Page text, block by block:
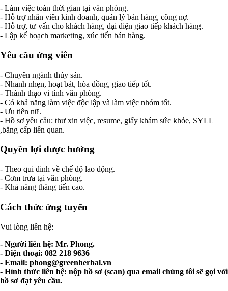
- Làm việc toàn thời gian tại văn phòng.
- Hỗ trợ nhân viên kinh doanh, quản lý bán hàng, công nợ.
- Hỗ trợ, tư vấn cho khách hàng, đại diện giao tiếp khách hàng.
- Lập kế hoạch marketing, xúc tiến bán hàng.
Yêu cầu ứng viên
- Chuyên ngành thủy sản.
- Nhanh nhẹn, hoạt bát, hòa đồng, giao tiếp tốt.
- Thành thạo vi tính văn phòng.
- Có khả năng làm việc độc lập và làm việc nhóm tốt.
- Ưu tiên nữ.
- Hồ sơ yêu cầu: thư xin việc, resume, giấy khám sức khỏe, SYLL
,bằng cấp liên quan.
Quyền lợi được hưởng
- Theo qui đinh về chế độ lao động.
- Cơm trưa tại văn phòng.
- Khả năng thăng tiến cao.
Cách thức ứng tuyển
Vui lòng liên hệ:
- Người liên hệ: Mr. Phong.
- Điện thoại: 082 218 9636
- Email: phong@greenherbal.vn
- Hình thức liên hệ: nộp hồ sơ (scan) qua email chúng tôi sẽ gọi với
hồ sơ đạt yêu cầu.